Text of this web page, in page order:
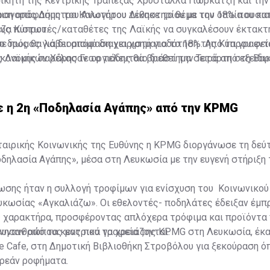
Δήμητρα Καλογήρου τέθηκε το θέμα του 18% που
Κύπρου.
απόφασης του Ανωτάτου Δικαστηρίου με την οποία
πιστωτές/καταθέτες της Λαϊκής να συγκαλέσουν
για διορισμό διαχειριστή για το 18%. Από τα
Λαϊκής παρέλασαν το τελευταίο διάστημα σειρά από
πως θα λάβει απόφαση για χρηματοδότηση της Κύπρου
Χάρης Γεωργιάδης θα βρεθεί την Τετάρτη στη
2η «Ποδηλασία Αγάπης» από την KPMG
Κοινωνικής της Ευθύνης η KPMG διοργάνωσε τη
Αγάπης», μέσα στη Λευκωσία με την ευγενή στήριξη
ήταν η συλλογή τροφίμων για ενίσχυση του Κοινωνικού
«Αγκαλιάζω». Οι εθελοντές- ποδηλάτες έδειξαν
χαρακτήρα, προσφέροντας απλόχερα τρόφιμα και
μας που τα χρειάζονται.
από τα κεντρικά γραφεία της KPMG στη Λευκωσία,
στη Δημοτική Βιβλιοθήκη Στροβόλου για ξεκούραση
ροφήματα.